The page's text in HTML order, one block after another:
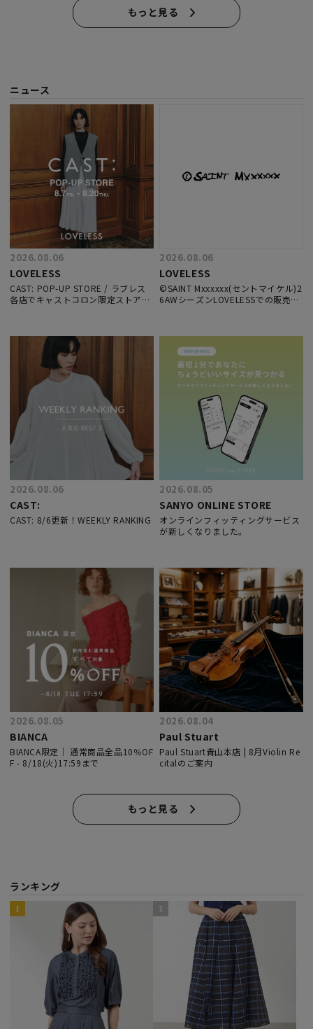
もっと見る
ニュース
2026.08.06
LOVELESS
CAST: POP-UP STORE / ラブレス
各店でキャストコロン限定ストアを
2026.08.06
LOVELESS
©SAINT Mxxxxxx(セントマイケル)2
6AWシーズンLOVELESSでの販売に
2026.08.06
CAST:
CAST: 8/6更新！WEEKLY RANKING
2026.08.05
SANYO ONLINE STORE
オンラインフィッティングサービス
が新しくなりました。
2026.08.05
BIANCA
BIANCA限定｜ 通常商品全品10％OF
F - 8/18(火)17:59まで
2026.08.04
Paul Stuart
Paul Stuart青山本店 | 8月Violin Re
citalのご案内
もっと見る
ランキング
https://store.sanyo-
shokai.co.jp/products/T1A90032?
variant=49077404336440
https://store.sanyo-
shokai.co.jp/products/H5B05450?
variant=49259296391480
https://store.sanyo-
shokai.co.jp/products/H5B14470?
variant=49259300127032
https://store.sanyo-
shokai.co.jp/products/G5B04454?
variant=49302524920120
https://store.sanyo-
shokai.co.jp/products/H5F02430?
variant=49100768280888
https://store.sanyo-
shokai.co.jp/products/M5B04462?
variant=49378327494968
https://store.sanyo-
shokai.co.jp/products/H5A02421?
variant=49043455607096
https://store.sanyo-
shokai.co.jp/products/T1A56404?
variant=49304252121400
https://store.sanyo-
shokai.co.jp/products/U5A15480?
variant=49400342544696
https://store.sanyo-
shokai.co.jp/products/G5B17478?
variant=49324041404728
1 2